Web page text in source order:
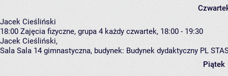
Jacek Cieśliński
18:00 Zajęcia fizyczne, grupa 4 każdy czwartek, 18:00 - 19:30
Jacek Cieśliński,
Sala Sala 14 gimnastyczna, budynek: Budynek dydaktyczny PL
Piątek